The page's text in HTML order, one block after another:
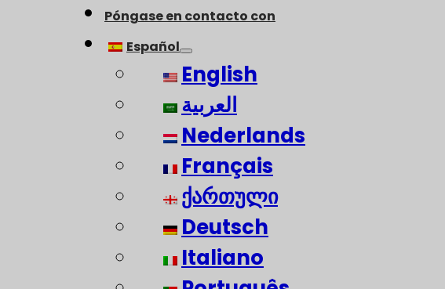
Póngase en contacto con
Español
English
العربية
Nederlands
Français
ქართული
Deutsch
Italiano